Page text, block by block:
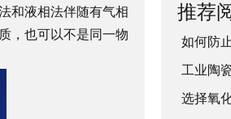
和液相法伴随有气相
，也可以不是同一物
推荐
如何防
工业陶
选择氧